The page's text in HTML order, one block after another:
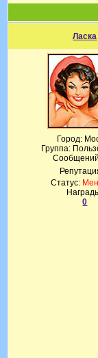
Ласка
Город:
Группа:
Статус:
0